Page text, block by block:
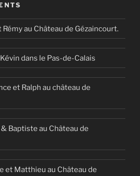
Rémy au Château de Gézaincourt.
dans le Pas-de-Calais
et Ralph au château de
Baptiste au Château de
et Matthieu au Château de